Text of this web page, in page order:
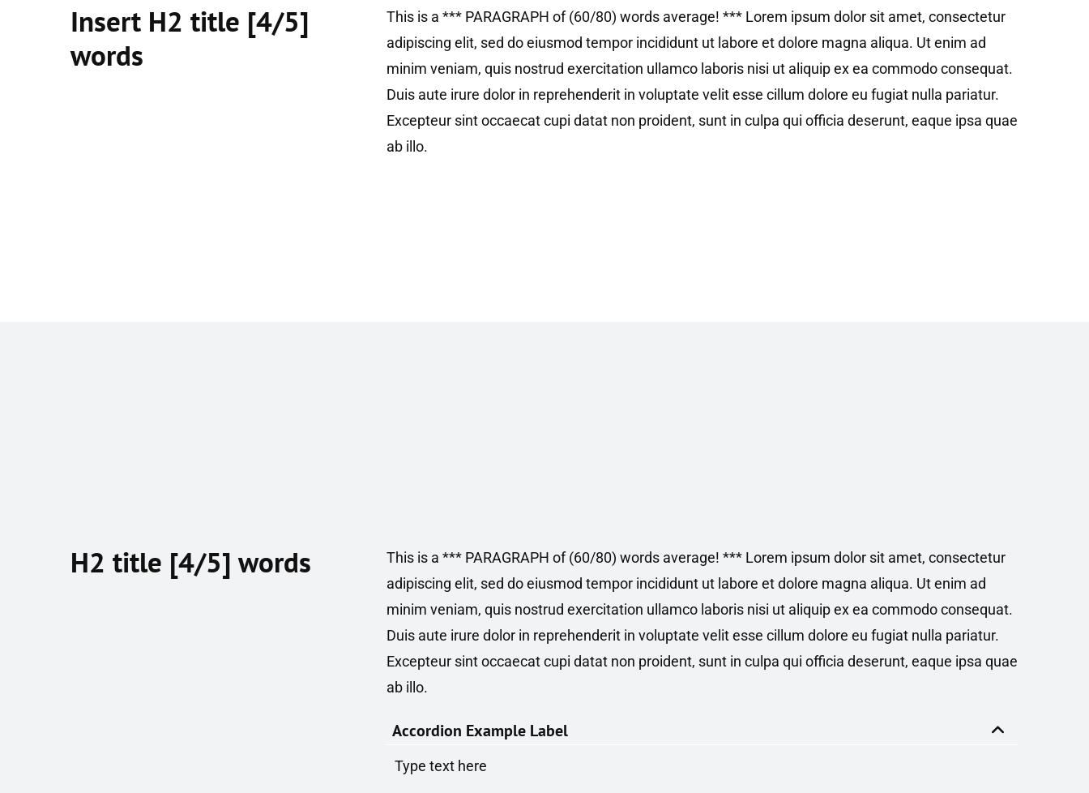
Insert H2 title [4/5]
words
This is a *** PARAGRAPH of (60/80) words average! *** Lorem ipsum dolor sit amet, consectetur
adipiscing elit, sed do eiusmod tempor incididunt ut labore et dolore magna aliqua. Ut enim ad
minim veniam, quis nostrud exercitation ullamco laboris nisi ut aliquip ex ea commodo consequat.
Duis aute irure dolor in reprehenderit in voluptate velit esse cillum dolore eu fugiat nulla pariatur.
Excepteur sint occaecat cupi datat non proident, sunt in culpa qui officia deserunt, eaque ipsa quae
ab illo.
H2 title [4/5] words
This is a *** PARAGRAPH of (60/80) words average! *** Lorem ipsum dolor sit amet, consectetur
adipiscing elit, sed do eiusmod tempor incididunt ut labore et dolore magna aliqua. Ut enim ad
minim veniam, quis nostrud exercitation ullamco laboris nisi ut aliquip ex ea commodo consequat.
Duis aute irure dolor in reprehenderit in voluptate velit esse cillum dolore eu fugiat nulla pariatur.
Excepteur sint occaecat cupi datat non proident, sunt in culpa qui officia deserunt, eaque ipsa quae
ab illo.
Accordion Example Label
Type text here